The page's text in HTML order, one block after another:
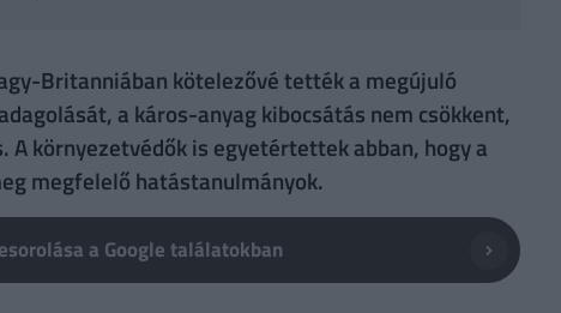
Britanniában kötelezővé tették a megújuló
a káros-anyag kibocsátás nem csökkent,
környezetvédők is egyetértettek abban, hogy a
megfelelő hatástanulmányok.
a Google találatokban